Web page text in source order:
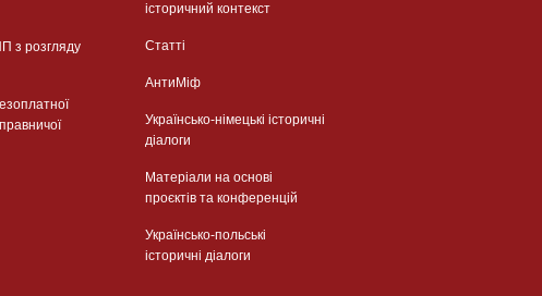
з розгляду
історичний контекст
Статті
АнтиМіф
Українсько-німецькі історичні
діалоги
Матеріали на основі
проєктів та конференцій
Українсько-польські
історичні діалоги